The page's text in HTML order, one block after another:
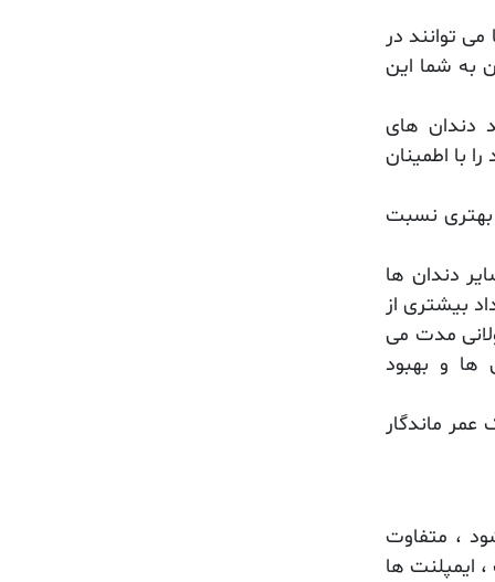
توانند در
به شما این
دندان های
با اطمینان
بهتری نسبت
دندان ها
بیشتری از
مدت می
ها و بهبود
ماندگار
، متفاوت
مناسب ، ایمپلنت ها